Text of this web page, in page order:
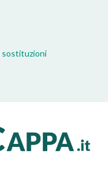
sostituzioni